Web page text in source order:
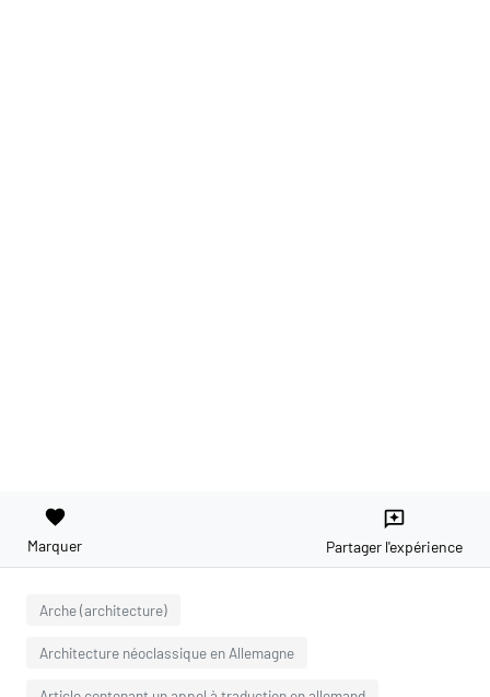
favorite
Marquer
reviews
Partager l'expérience
Arche (architecture)
Architecture néoclassique en Allemagne